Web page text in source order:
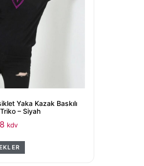
Yaka Kazak Baskılı
– Siyah
kdv